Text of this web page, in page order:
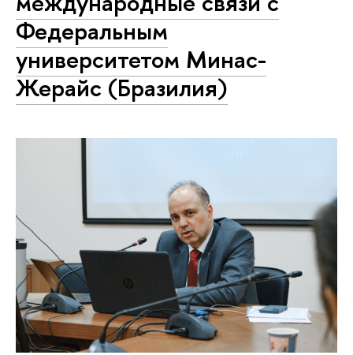
Федеральным
университетом Минас-
Жерайс (Бразилия)